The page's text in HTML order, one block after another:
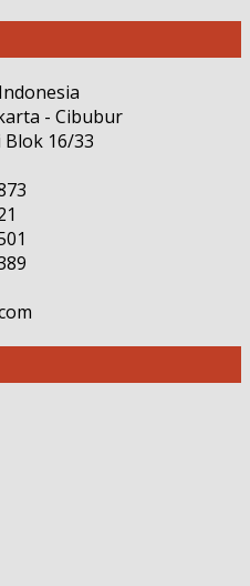
- Cibubur
16/33